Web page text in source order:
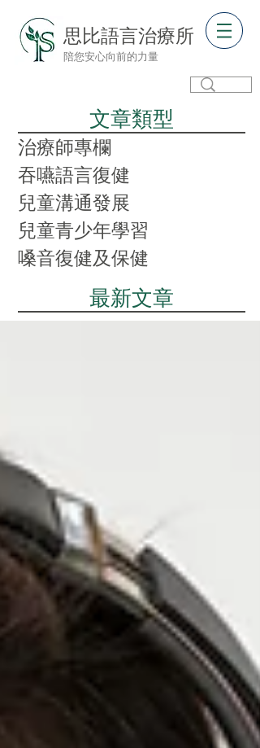
思比語言治療所
陪您安心向前的力量
​文章類型
治療師專欄
吞嚥語言復健
兒童溝通發展
兒童青少年學習
嗓音復健及保健
​最新文章